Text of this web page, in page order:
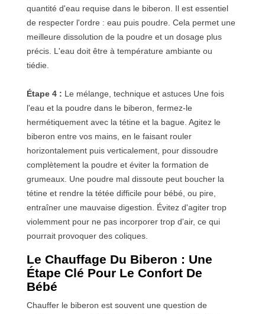
quantité d'eau requise dans le biberon. Il est essentiel
de respecter l'ordre : eau puis poudre. Cela permet une
meilleure dissolution de la poudre et un dosage plus
précis. L'eau doit être à température ambiante ou
tiédie.
Étape 4 : Le mélange, technique et astuces Une fois
l'eau et la poudre dans le biberon, fermez-le
hermétiquement avec la tétine et la bague. Agitez le
biberon entre vos mains, en le faisant rouler
horizontalement puis verticalement, pour dissoudre
complètement la poudre et éviter la formation de
grumeaux. Une poudre mal dissoute peut boucher la
tétine et rendre la tétée difficile pour bébé, ou pire,
entraîner une mauvaise digestion. Évitez d'agiter trop
violemment pour ne pas incorporer trop d'air, ce qui
pourrait provoquer des coliques.
Le Chauffage Du Biberon : Une
Étape Clé Pour Le Confort De
Bébé
Chauffer le biberon est souvent une question de